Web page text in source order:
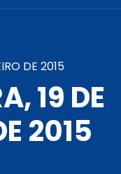
DE 2015
19 DE
2015